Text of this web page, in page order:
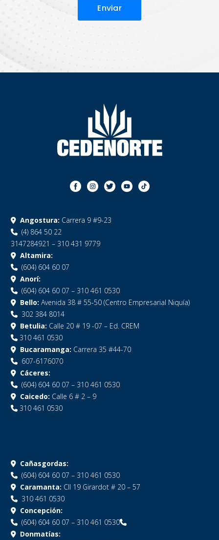
Angostura: Carrera 9 #9-23
(4) 864 50 22
3147284921 – 310 431 9779
Altamira:
(604) 604 60 07
Anorí:
(604) 604 60 07 – 310 461 0530
Bello: Avenida 38 # 55-50 (Centro Empresarial Niquía)
302 384 8014
Betulia: Calle 20 # 19 -07 – Ed. CREM
310 461 0530
Bucaramanga: Carrera 35 #44-70
607-6176070
Cáceres:
(604) 604 60 07 – 310 461 0530
Caicedo: Calle 6 # 2 – 9
310 461 0530
Cañasgordas:
(604) 604 60 07 – 310 461 0530
Caramanta: Cll 19 Girardot # 20 – 57
310 461 0530
Concepción:
(604) 604 60 07 – 310 461 0530
Donmatías: